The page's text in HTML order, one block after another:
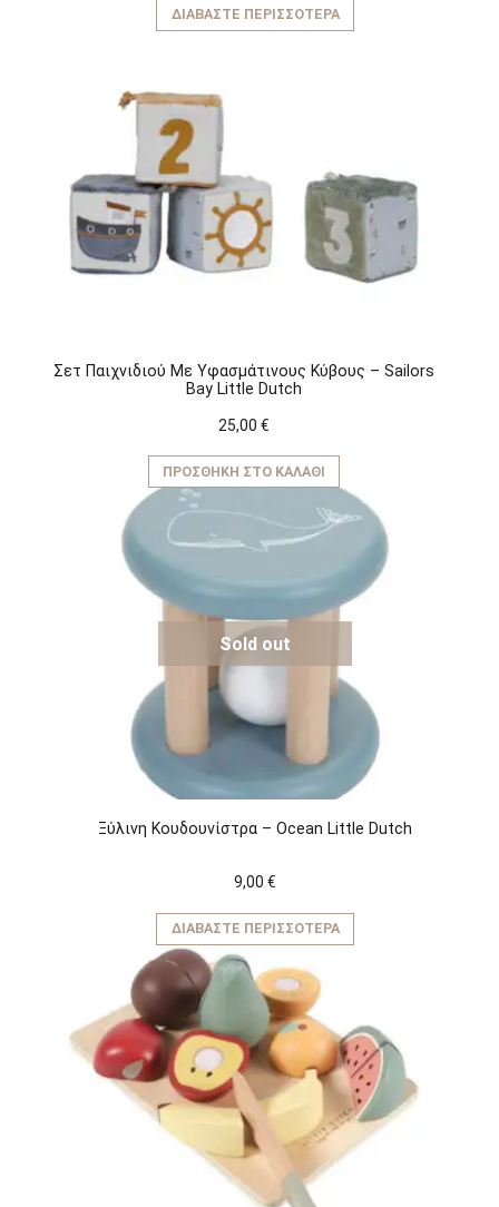
ΔΙΑΒΆΣΤΕ ΠΕΡΙΣΣΌΤΕΡΑ
Σετ Παιχνιδιού Mε Yφασμάτινους Kύβους – Sailors
Bay Little Dutch
25,00 €
ΠΡΟΣΘΉΚΗ ΣΤΟ ΚΑΛΆΘΙ
Sold out
Ξύλινη Κουδουνίστρα – Ocean Little Dutch
9,00 €
ΔΙΑΒΆΣΤΕ ΠΕΡΙΣΣΌΤΕΡΑ